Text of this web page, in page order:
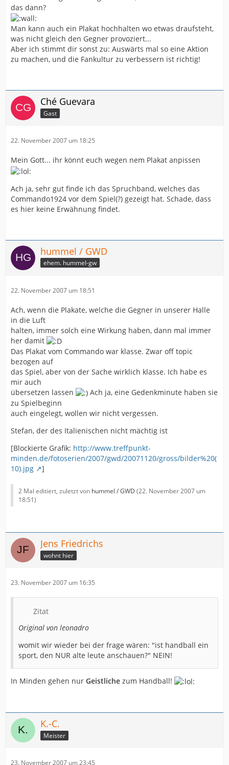
erhöhte, war die Entscheidung gefallen.
Artikel vom 22.11.2007
das dann?
Man kann auch ein Plakat hochhalten wo etwas draufsteht,
was nicht gleich den Gegner provoziert...
Aber ich stimmt dir sonst zu: Auswärts mal so eine Aktion
zu machen, und die Fankultur zu verbessern ist richtig!
Ché Guevara
Gast
22. November 2007 um 18:25
Mein Gott... ihr könnt euch wegen nem Plakat anpissen
Ach ja, sehr gut finde ich das Spruchband, welches das
Commando1924 vor dem Spiel(?) gezeigt hat. Schade, dass
es hier keine Erwähnung findet.
hummel / GWD
ehem. hummel-gw
22. November 2007 um 18:51
Ach, wenn die Plakate, welche die Gegner in unserer Halle
in die Luft
halten, immer solch eine Wirkung haben, dann mal immer
her damit
Das Plakat vom Commando war klasse. Zwar off topic
bezogen auf
das Spiel, aber von der Sache wirklich klasse. Ich habe es
mir auch
übersetzen lassen
Ach ja, eine Gedenkminute haben sie
zu Spielbeginn
auch eingelegt, wollen wir nicht vergessen.
Stefan, der des Italienischen nicht mächtig ist
[Blockierte Grafik: http://www.treffpunkt-
minden.de/fotoserien/2007/gwd/20071120/gross/bilder%20(
10).jpg
]
2 Mal editiert, zuletzt von hummel / GWD (22. November 2007 um
18:51)
Jens Friedrichs
wohnt hier
23. November 2007 um 16:35
Zitat
Original von leonadro
womit wir wieder bei der frage wären: "ist handball ein
sport, den NUR alte leute anschauen?" NEIN!
In Minden gehen nur Geistliche zum Handball!
K.-C.
Meister
23. November 2007 um 23:45